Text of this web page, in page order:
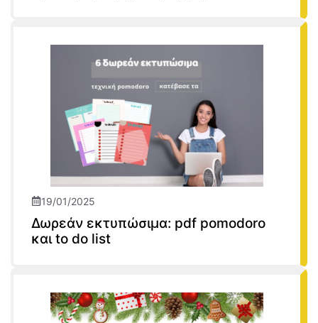
19/01/2025
Δωρεάν εκτυπώσιμα: pdf pomodoro
και to do list